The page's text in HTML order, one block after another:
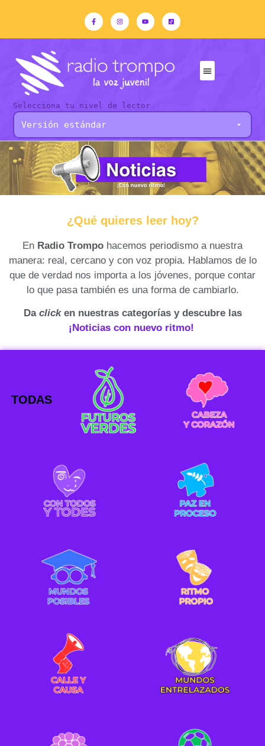
Selecciona tu nivel de lector
¿Qué quieres leer hoy?
En Radio Trompo hacemos periodismo a nuestra
manera: real, cercano y con voz propia. Hablamos de lo
que de verdad nos importa a los jóvenes, porque contar
lo que pasa también es una forma de cambiarlo.
Da clicken nuestras categorías y descubre las
¡Noticias con nuevo ritmo!
TODAS